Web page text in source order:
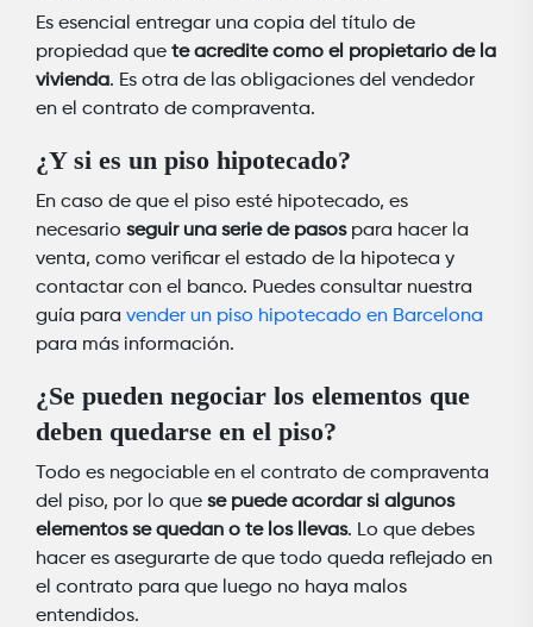
Es esencial entregar una copia del título de
propiedad que te acredite como el propietario de la
vivienda. Es otra de las obligaciones del vendedor
en el contrato de compraventa.
¿Y si es un piso hipotecado?
En caso de que el piso esté hipotecado, es
necesario seguir una serie de pasospara hacer la
venta, como verificar el estado de la hipoteca y
contactar con el banco. Puedes consultar nuestra
guía para vender un piso hipotecado en Barcelona
para más información.
¿Se pueden negociar los elementos que
deben quedarse en el piso?
Todo es negociable en el contrato de compraventa
del piso, por lo que se puede acordar si algunos
elementos se quedan o te los llevas. Lo que debes
hacer es asegurarte de que todo queda reflejado en
el contrato para que luego no haya malos
entendidos.